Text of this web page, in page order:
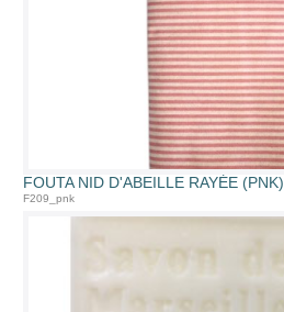
FOUTA NID D'ABEILLE RAYÉE (PNK)
F209_pnk